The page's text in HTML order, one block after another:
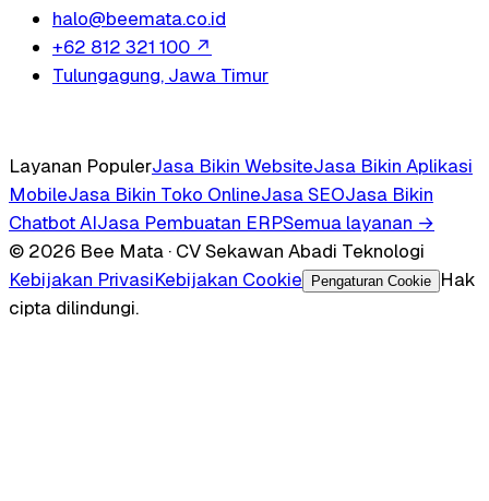
halo@beemata.co.id
+62 812 321 100 ↗
Tulungagung, Jawa Timur
Layanan PopulerJasa Bikin WebsiteJasa Bikin Aplikasi
MobileJasa Bikin Toko OnlineJasa SEOJasa Bikin
Chatbot AIJasa Pembuatan ERPSemua layanan →
© 2026 Bee Mata · CV Sekawan Abadi Teknologi
Kebijakan PrivasiKebijakan Cookie Pengaturan Cookie
Hak
cipta dilindungi.